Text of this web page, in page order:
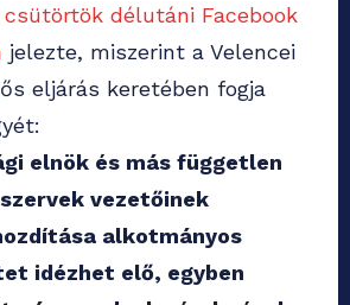
csütörtök délutáni Facebook
jelezte, miszerint a Velencei
eljárás keretében fogja
elnök és más független
vezetőinek
alkotmányos
idézhet elő, egyben